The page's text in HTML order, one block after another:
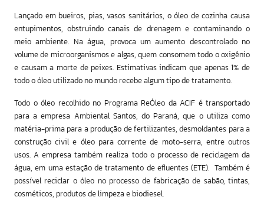
Lançado em bueiros, pias, vasos sanitários, o óleo de cozinha causa
entupimentos, obstruindo canais de drenagem e contaminando o
meio ambiente. Na água, provoca um aumento descontrolado no
volume de microorganismos e algas, quem consomem todo o oxigênio
e causam a morte de peixes. Estimativas indicam que apenas 1% de
todo o óleo utilizado no mundo recebe algum tipo de tratamento.
Todo o óleo recolhido no Programa ReÓleo da ACIF é transportado
para a empresa Ambiental Santos, do Paraná, que o utiliza como
matéria-prima para a produção de fertilizantes, desmoldantes para a
construção civil e óleo para corrente de moto-serra, entre outros
usos. A empresa também realiza todo o processo de reciclagem da
água, em uma estação de tratamento de efluentes (ETE). Também é
possível reciclar o óleo no processo de fabricação de sabão, tintas,
cosméticos, produtos de limpeza e biodiesel.